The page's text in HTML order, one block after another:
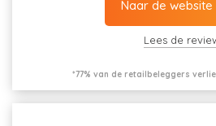
Naar de website
Lees de
*77% van de retailbeleggers